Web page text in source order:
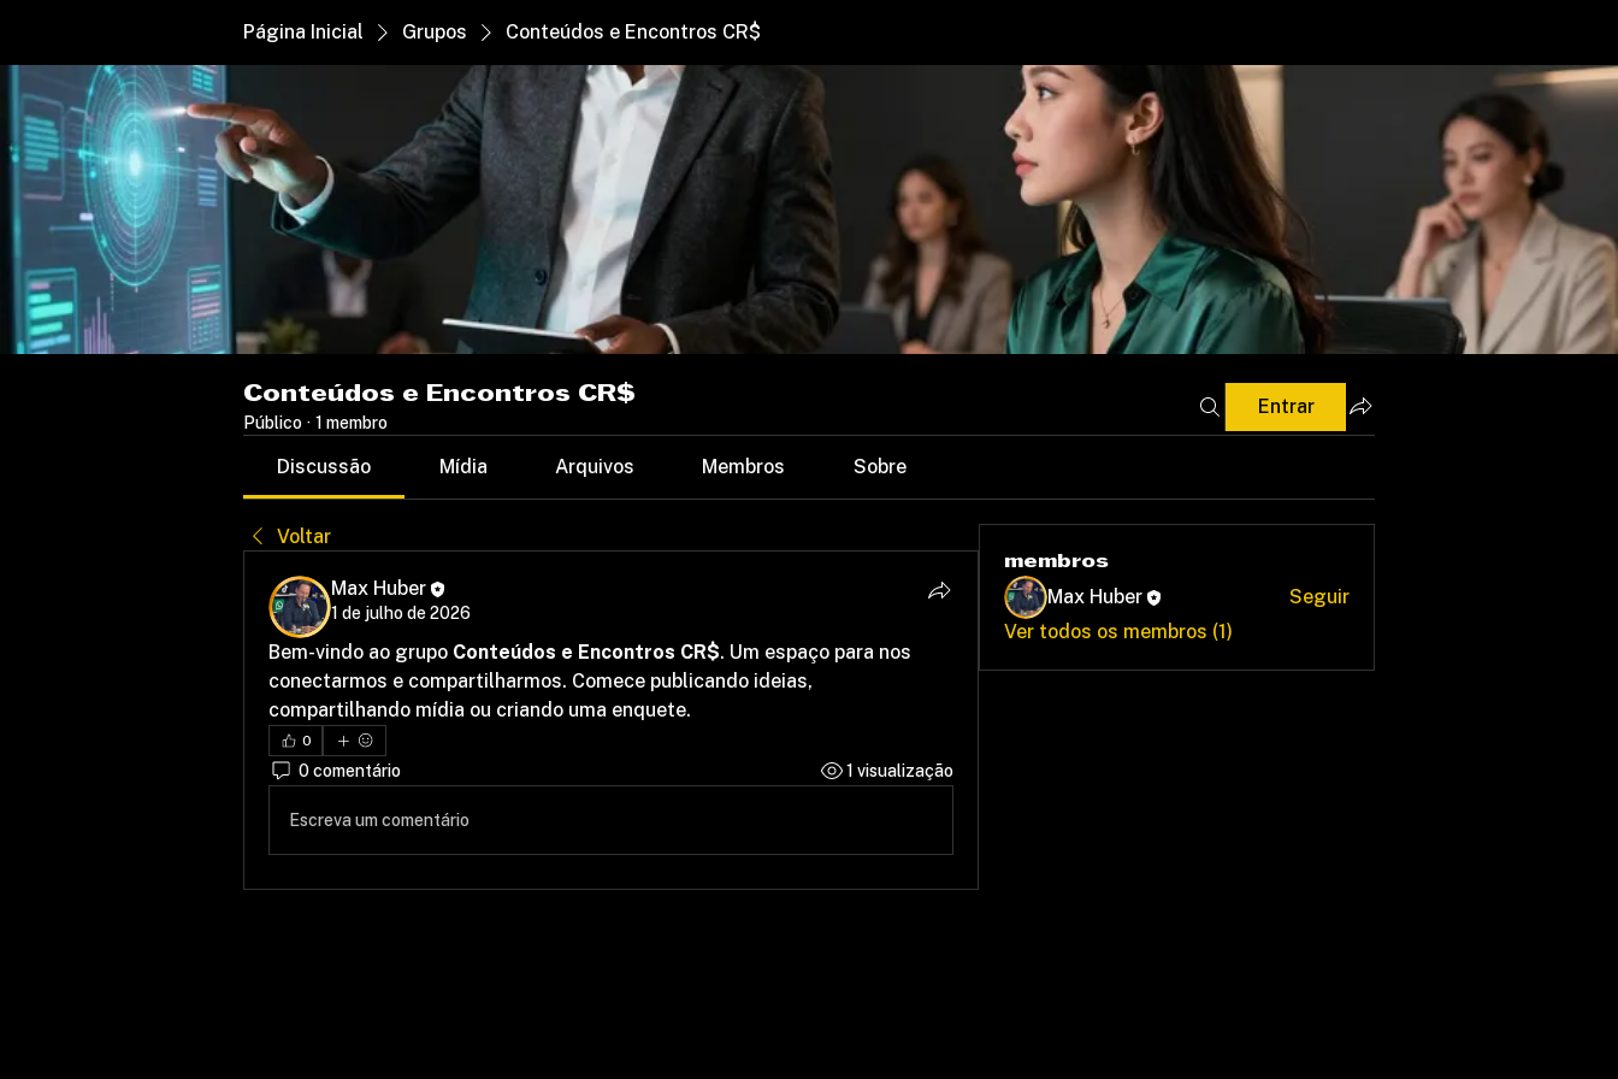
Página Inicial Grupos Conteúdos e Encontros CR$
Conteúdos e Encontros CR$
Público · 1 membro
Entrar
Discussão Mídia Arquivos Membros Sobre
Voltar
Max Huber
1 de julho de 2026
Bem-vindo ao grupo Conteúdos e Encontros CR$. Um espaço para nos
conectarmos e compartilharmos. Comece publicando ideias,
compartilhando mídia ou criando uma enquete.
0
0 comentário 1 visualização
Escreva um comentário
membros
Max Huber
Seguir
Ver todos os membros (1)